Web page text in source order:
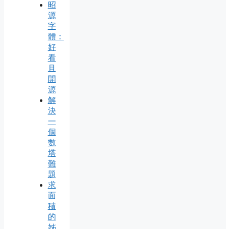
昭
源
字
體：
好
看
且
開
源
解
決
一
個
數
塔
難
題
求
面
積
的